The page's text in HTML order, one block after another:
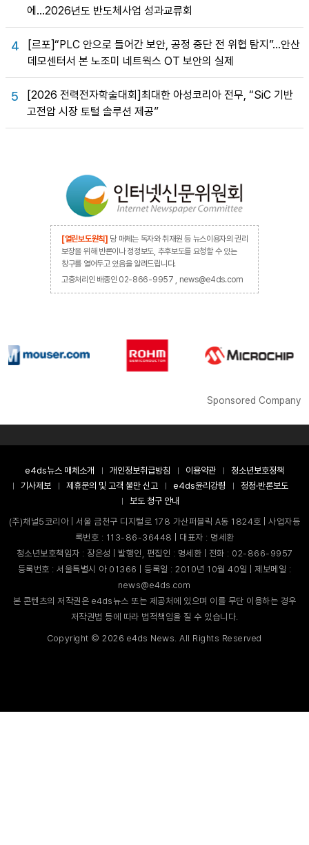
에…2026년도 반도체사업 성과교류회
4
[르포]“PLC 안으로 들어간 보안, 공정 중단 전 위협 탐지”…안산
데모센터서 본 노조미 네트웍스 OT 보안의 실제
5
[2026 전력전자학술대회]최대한 아성코리아 전무, “SiC 기반
고전압 시장 토털 솔루션 제공”
[열린보도원칙] 당 매체는 독자와 취재원 등 뉴스이용자의 권리
보장을 위해 반론이나 정정보도, 추후보도를 요청할 수 있는
창구를 열어두고 있음을 알려드립니다.
고충처리인 배종인 02-866-9957 , news@e4ds.com
Sponsored Company
e4ds뉴스 매체소개 개인정보취급방침 이용약관
청소년보호정책
기사제보
제휴문의 및 고객 불만 신고 e4ds윤리강령
정정·반론보도
보도 청구 안내
(주)채널5코리아 | 서울 금천구 디지털로 178 가산퍼블릭 A동 1824호 | 사업자등
록번호 : 113-86-36448 | 대표자 : 명세환
청소년보호책임자 : 장은성 | 발행인, 편집인 : 명세환 | 전화 : 02-866-9957
등록번호 : 서울특별시 아 01366 | 등록일 : 2010년 10월 40일 | 제보메일 :
news@e4ds.com
본 콘텐츠의 저작권은 e4ds뉴스 또는 제공처에 있으며 이를 무단 이용하는 경우
저작권법 등에 따라 법적책임을 질 수 있습니다.
Copyright ©2026 e4ds News. All Rights Reserved